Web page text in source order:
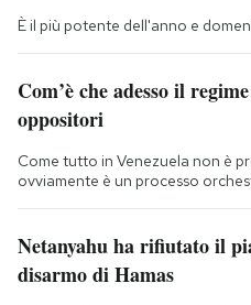
È il più potente dell'anno e
Com’è che adesso il
oppositori
Come tutto in Venezuela non è
ovviamente è un processo
Netanyahu ha rifiutato il
disarmo di Hamas